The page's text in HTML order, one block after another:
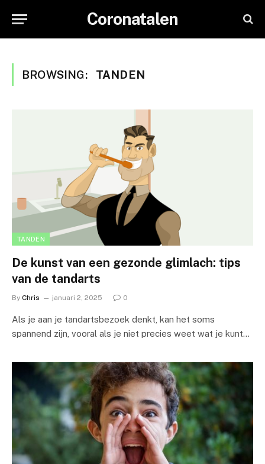
Coronatalen
BROWSING: TANDEN
TANDEN
De kunst van een gezonde glimlach: tips
van de tandarts
By Chris januari 2, 2025 0
Als je aan je tandartsbezoek denkt, kan het soms
spannend zijn, vooral als je niet precies weet wat je kunt…